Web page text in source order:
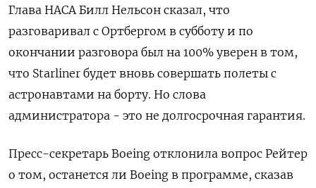
Глава НАСА Билл Нельсон сказал, что
разговаривал с Ортбергом в субботу и по
окончании разговора был на 100% уверен в том,
что Starliner будет вновь совершать полеты с
астронавтами на борту. Но слова
администратора - это не долгосрочная гарантия.
Пресс-секретарь Boeing отклонила вопрос Рейтер
о том, останется ли Boeing в программе, сказав